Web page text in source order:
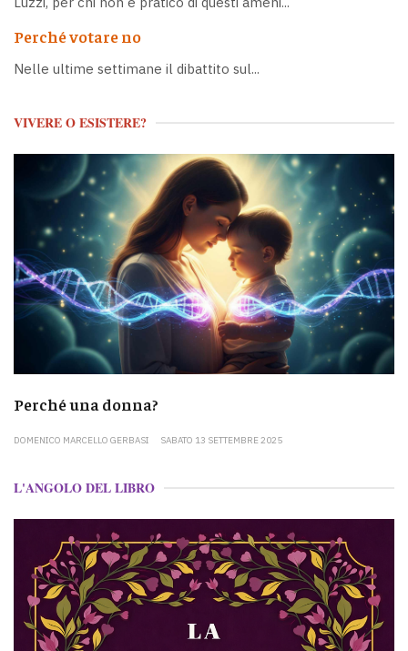
Perché votare no
Nelle ultime settimane il dibattito sul...
VIVERE O ESISTERE?
Perché una donna?
DOMENICO MARCELLO GERBASI SABATO 13 SETTEMBRE 2025
L'ANGOLO DEL LIBRO